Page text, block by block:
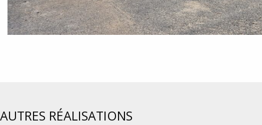
AUTRES RÉALISATIONS